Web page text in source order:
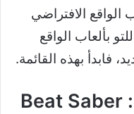
الافتراضي
بألعاب الواقع
فابدأ بهذه القائمة.